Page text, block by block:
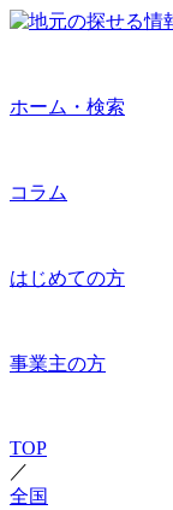
ホーム・検索
コラム
はじめての方
事業主の方
TOP
／
全国